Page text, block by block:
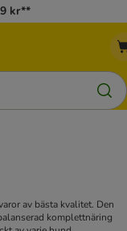
kr**
av bästa kvalitet. Den
komplettnäring